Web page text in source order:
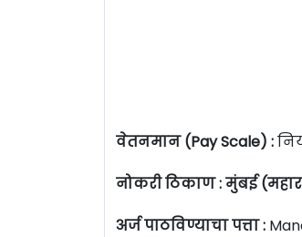
वेतनमान (Pay Scale) :
नोकरी ठिकाण : मुंबई
अर्ज पाठविण्याचा पत्ता :